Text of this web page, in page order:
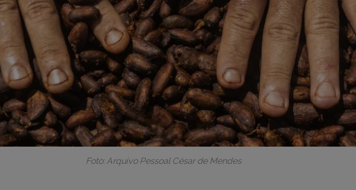
Foto: Arquivo Pessoal César de Mendes